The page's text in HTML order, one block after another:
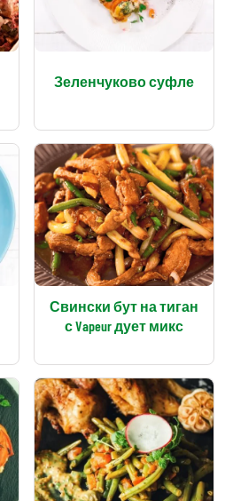
Зеленчуково суфле
Свински бут на тиган
с Vapeur дует микс